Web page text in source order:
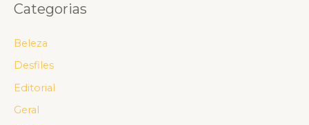
Categorias
Beleza
Desfiles
Editorial
Geral